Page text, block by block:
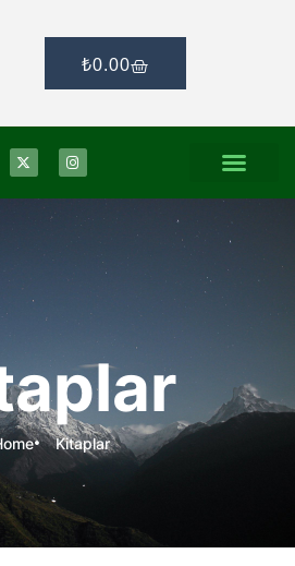
₺0.00
Kitaplar